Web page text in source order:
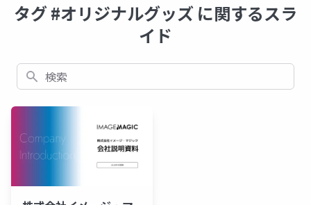
タグ #オリジナルグッズ に関するスラ
イド
検索